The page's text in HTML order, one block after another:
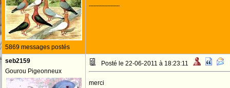
5869 messages postés
--------------------
seb2159
Gourou Pigeonneux
Posté le 22-06-2011 à 18:23:11
merci